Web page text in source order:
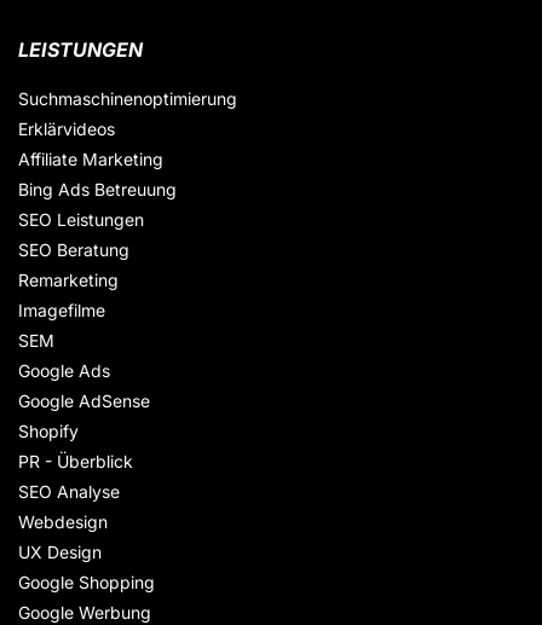
LEISTUNGEN
Suchmaschinenoptimierung
Erklärvideos
Affiliate Marketing
Bing Ads Betreuung
SEO Leistungen
SEO Beratung
Remarketing
Imagefilme
SEM
Google Ads
Google AdSense
Shopify
PR - Überblick
SEO Analyse
Webdesign
UX Design
Google Shopping
Google Werbung